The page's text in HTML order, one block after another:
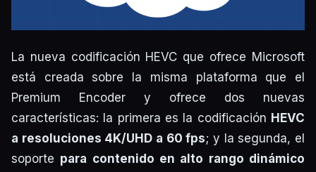
La nueva codificación HEVC que ofrece Microsoft
está creada sobre la misma plataforma que el
Premium Encoder y ofrece dos nuevas
características: la primera es la codificación HEVC
a resoluciones 4K/UHD a 60 fps; y la segunda, el
soporte para contenido en alto rango dinámico